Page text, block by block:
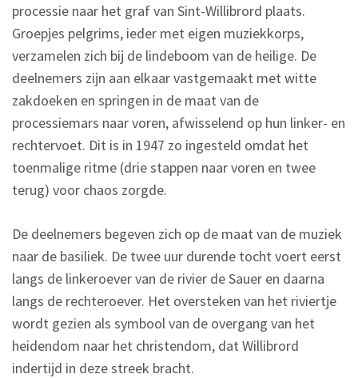
processie naar het graf van Sint-Willibrord plaats.
Groepjes pelgrims, ieder met eigen muziekkorps,
verzamelen zich bij de lindeboom van de heilige. De
deelnemers zijn aan elkaar vastgemaakt met witte
zakdoeken en springen in de maat van de
processiemars naar voren, afwisselend op hun linker- en
rechtervoet. Dit is in 1947 zo ingesteld omdat het
toenmalige ritme (drie stappen naar voren en twee
terug) voor chaos zorgde.
De deelnemers begeven zich op de maat van de muziek
naar de basiliek. De twee uur durende tocht voert eerst
langs de linkeroever van de rivier de Sauer en daarna
langs de rechteroever. Het oversteken van het riviertje
wordt gezien als symbool van de overgang van het
heidendom naar het christendom, dat Willibrord
indertijd in deze streek bracht.